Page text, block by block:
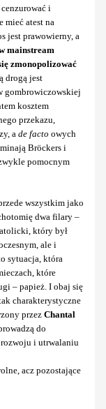
i
mieć atest na
jest prawowierny, a
mainstream
zmonopolizować
drogą jest
gombrowiczowskiej
kosztem
przekazu,
a de facto owych
Bröckers i
pomocnym
wszystkim jako
dwa filary –
który był
ale i
sytuacja, która
które
– papież. I obaj się
charakterystyczne
przez Chantal
do
i utrwalaniu
acz pozostające